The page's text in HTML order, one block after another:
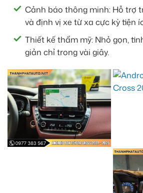
Cảnh báo thông minh: Hỗ trợ
và định vị xe từ xa cực kỳ tiện
Thiết kế thẩm mỹ: Nhỏ gọn,
giản chỉ trong vài giây.